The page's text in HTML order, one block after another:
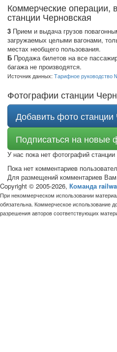
Коммерческие операции,
станции Черновская
3 Прием и выдача грузов
загружаемых целыми вагонами,
местах необщего пользования.
Б Продажа билетов на все
багажа не производятся.
Источник данных: Тарифное руководство
Фотографии станции
Добавить фото станции
Подписаться на новые
У нас пока нет фотографий
Пока нет комментариев
Для размещений комментариев
Copyright © 2005-2026, Команда
При некоммерческом использовании
обязательна. Коммерческое использование
разрешения авторов соответствующих